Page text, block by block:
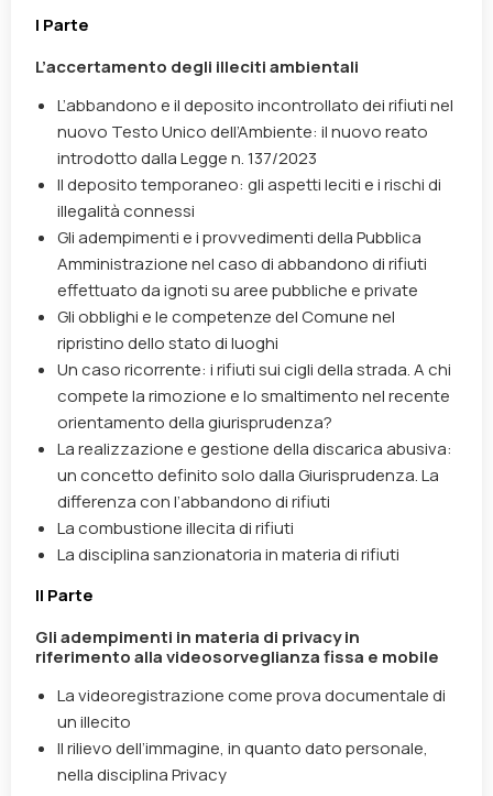
I Parte
L’accertamento degli illeciti ambientali
L’abbandono e il deposito incontrollato dei rifiuti nel
nuovo Testo Unico dell’Ambiente: il nuovo reato
introdotto dalla Legge n. 137/2023
Il deposito temporaneo: gli aspetti leciti e i rischi di
illegalità connessi
Gli adempimenti e i provvedimenti della Pubblica
Amministrazione nel caso di abbandono di rifiuti
effettuato da ignoti su aree pubbliche e private
Gli obblighi e le competenze del Comune nel
ripristino dello stato di luoghi
Un caso ricorrente: i rifiuti sui cigli della strada. A chi
compete la rimozione e lo smaltimento nel recente
orientamento della giurisprudenza?
La realizzazione e gestione della discarica abusiva:
un concetto definito solo dalla Giurisprudenza. La
differenza con l’abbandono di rifiuti
La combustione illecita di rifiuti
La disciplina sanzionatoria in materia di rifiuti
II Parte
Gli adempimenti in materia di privacy in
riferimento alla videosorveglianza fissa e mobile
La videoregistrazione come prova documentale di
un illecito
Il rilievo dell’immagine, in quanto dato personale,
nella disciplina Privacy